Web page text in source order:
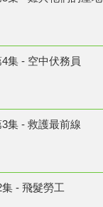
4集 - 空中伏務員
3集 - 救護最前線
集 - 飛髮勞工